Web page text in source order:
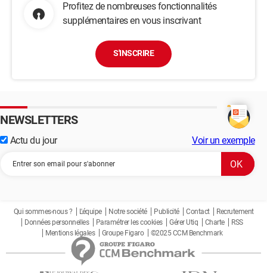
Profitez de nombreuses fonctionnalités
supplémentaires en vous inscrivant
S'INSCRIRE
NEWSLETTERS
Actu du jour Voir un exemple
Qui sommes-nous ? L'équipe Notre société Publicité Contact
Recrutement
Données personnelles
Paramétrer les cookies Gérer Utiq Charte
RSS
Mentions légales
Groupe Figaro ©2025 CCM Benchmark